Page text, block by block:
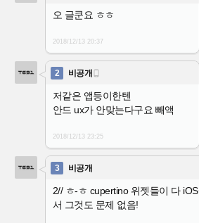
오 글쿤요 ㅎㅎ
2018/12/13 20:37
2 비공개 
저같은 앱등이한텐
안드 ux가 안맞는다구요 빼액
2018/12/13 23:25
3 비공개
2// ㅎ-ㅎ cupertino 위젯들이 다
서 그것도 문제 없음!